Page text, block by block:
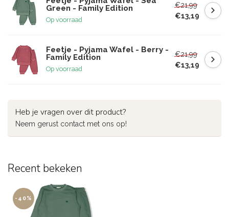
Green - Family Edition
Op voorraad
€21,99
€13,19
Feetje - Pyjama Wafel - Berry -
Family Edition
Op voorraad
€21,99
€13,19
Heb je vragen over dit product?
Neem gerust contact met ons op!
Recent bekeken
-40%